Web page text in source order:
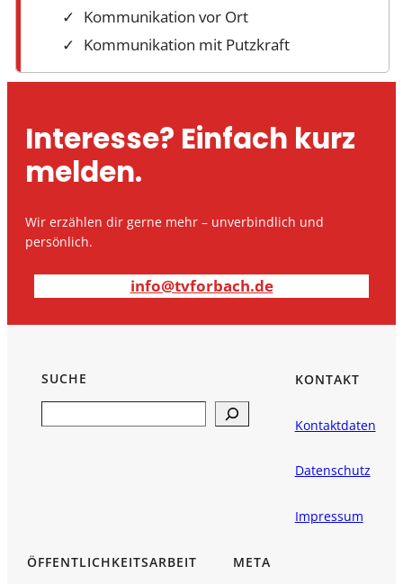
Kommunikation vor Ort
Kommunikation mit Putzkraft
Interesse? Einfach kurz
melden.
Wir erzählen dir gerne mehr – unverbindlich und
persönlich.
info@tvforbach.de
SUCHE KONTAKT
Kontaktdaten
Datenschutz
Impressum
ÖFFENTLICHKEITSARBEIT META